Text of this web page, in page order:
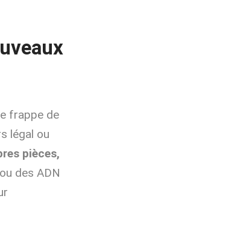
frappe de
légal ou
pièces,
des ADN